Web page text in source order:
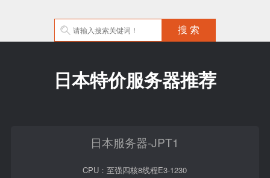
日本特价服务器推荐
日本服务器-JPT1
CPU：至强四核8线程E3-1230